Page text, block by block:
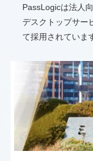
PassLogicは法人
デスクトップサー
て採用されていま